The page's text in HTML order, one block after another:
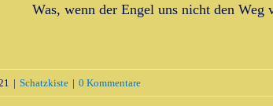
Was, wenn der Engel uns nicht den Weg
| Schatzkiste | 0 Kommentare